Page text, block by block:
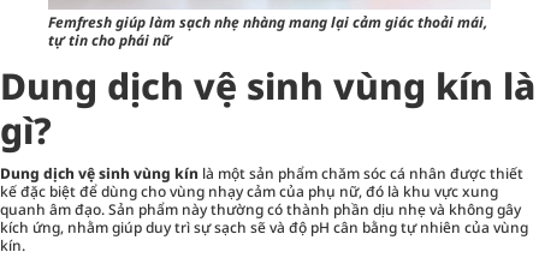
Femfresh giúp làm sạch nhẹ nhàng mang lại cảm giác thoải mái,
tự tin cho phái nữ
Dung dịch vệ sinh vùng kín là
gì?
Dung dịch vệ sinh vùng kín là một sản phẩm chăm sóc cá nhân được thiết
kế đặc biệt để dùng cho vùng nhạy cảm của phụ nữ, đó là khu vực xung
quanh âm đạo. Sản phẩm này thường có thành phần dịu nhẹ và không gây
kích ứng, nhằm giúp duy trì sự sạch sẽ và độ pH cân bằng tự nhiên của vùng
kín.